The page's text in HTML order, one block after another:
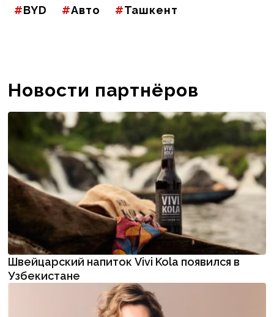
BYD Авто Ташкент
Новости партнёров
Швейцарский напиток Vivi Kola появился в
Узбекистане